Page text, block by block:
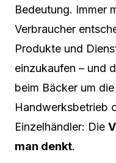
Bedeutung. Immer
Verbraucher
Produkte und
einzukaufen – und
beim Bäcker um
Handwerksbetrieb
Einzelhändler: Die
man denkt.